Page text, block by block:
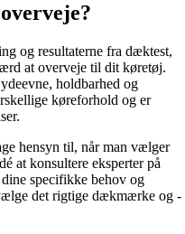
og resultaterne fra dæktest,
at overveje til dit køretøj.
holdbarhed og
køreforhold og er
hensyn til, når man vælger
at konsultere eksperter på
specifikke behov og
det rigtige dækmærke og -